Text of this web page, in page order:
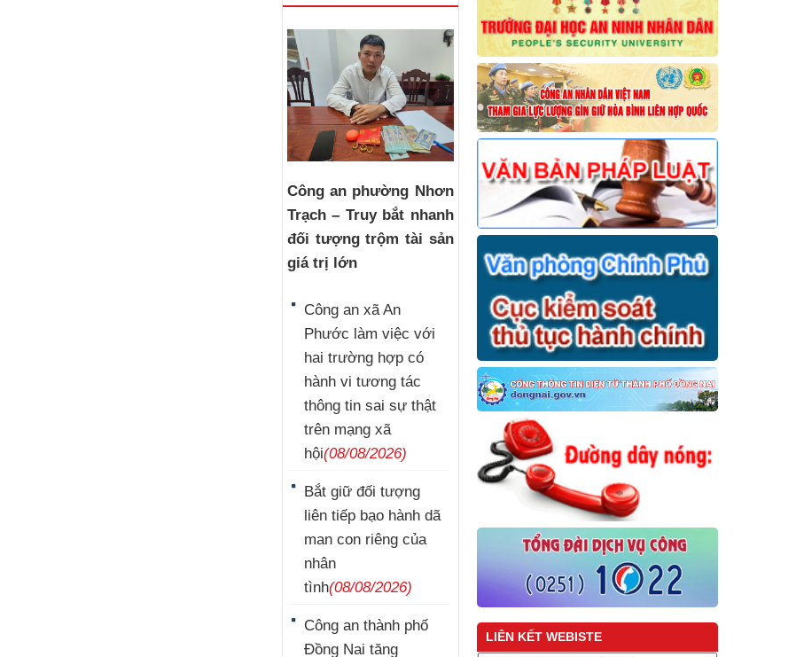
Công an phường Nhơn
Trạch – Truy bắt nhanh
đối tượng trộm tài sản
giá trị lớn
Công an xã An
Phước làm việc với
hai trường hợp có
hành vi tương tác
thông tin sai sự thật
trên mạng xã
hội(08/08/2026)
Bắt giữ đối tượng
liên tiếp bạo hành dã
man con riêng của
nhân
tình(08/08/2026)
Công an thành phố
Đồng Nai tăng
LIÊN KẾT WEBISTE